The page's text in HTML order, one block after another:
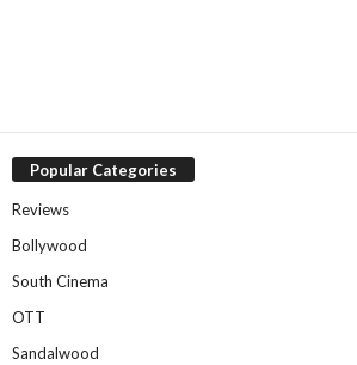
Popular Categories
Reviews
Bollywood
South Cinema
OTT
Sandalwood